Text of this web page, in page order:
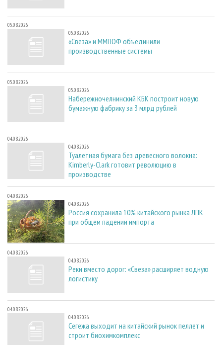
05.08.2026
05.08.2026
«Свеза» и ММПОФ объединили
производственные системы
05.08.2026
05.08.2026
Набережночелнинский КБК построит новую
бумажную фабрику за 3 млрд рублей
04.08.2026
04.08.2026
Туалетная бумага без древесного волокна:
Kimberly-Clark готовит революцию в
производстве
04.08.2026
04.08.2026
Россия сохранила 10% китайского рынка ЛПК
при общем падении импорта
04.08.2026
04.08.2026
Реки вместо дорог: «Свеза» расширяет водную
логистику
04.08.2026
04.08.2026
Сегежа выходит на китайский рынок пеллет и
строит биохимкомплекс